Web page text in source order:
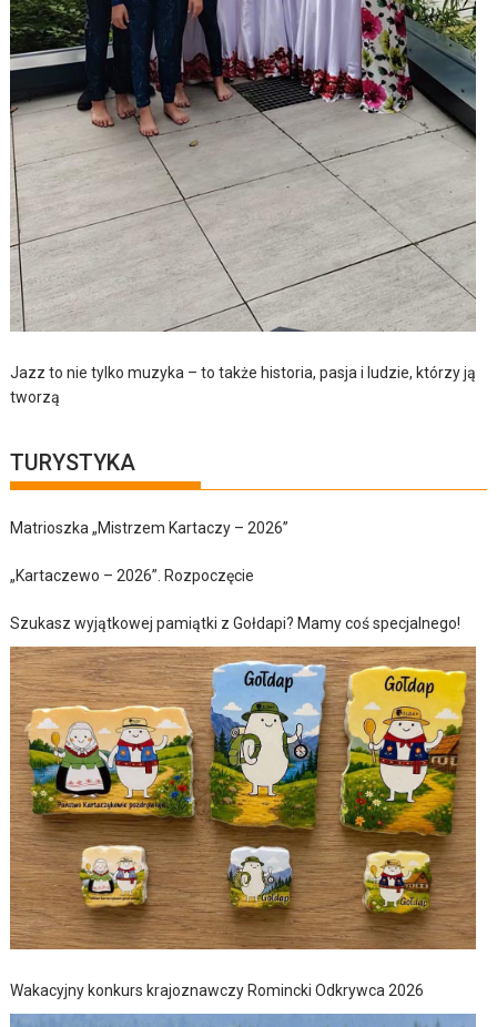
Jazz to nie tylko muzyka – to także historia, pasja i ludzie, którzy ją
tworzą
TURYSTYKA
Matrioszka „Mistrzem Kartaczy – 2026”
„Kartaczewo – 2026”. Rozpoczęcie
Szukasz wyjątkowej pamiątki z Gołdapi? Mamy coś specjalnego!
Wakacyjny konkurs krajoznawczy Romincki Odkrywca 2026